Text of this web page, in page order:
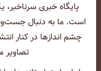
پایگاه خبری
است. ما به دنبال
چشم انداز‌ها در کنار
تصاویر